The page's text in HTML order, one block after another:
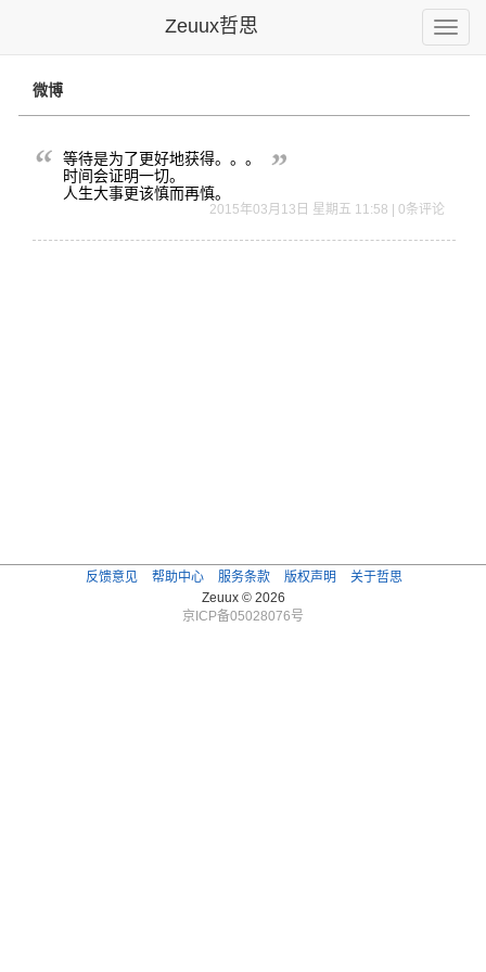
Toggle
Zeuux哲思
微博
等待是为了更好地获得。。。
时间会证明一切。
人生大事更该慎而再慎。
2015年03月13日 星期五 11:58 | 0条评论
反馈意见 帮助中心 服务条款 版权声明
关于哲思
Zeuux © 2026
京ICP备05028076号